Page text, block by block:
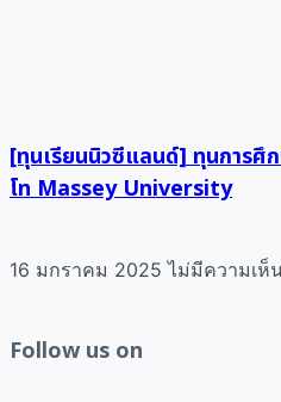
[ทุนเรียนนิวซีแลนด์] ทุนการ
โท Massey University
16 มกราคม 2025ไม่มีความเห็
Follow us on